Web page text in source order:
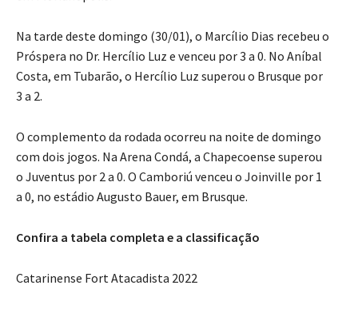
Na tarde deste domingo (30/01), o Marcílio Dias recebeu o
Próspera no Dr. Hercílio Luz e venceu por 3 a 0. No Aníbal
Costa, em Tubarão, o Hercílio Luz superou o Brusque por
3 a 2.
O complemento da rodada ocorreu na noite de domingo
com dois jogos. Na Arena Condá, a Chapecoense superou
o Juventus por 2 a 0. O Camboriú venceu o Joinville por 1
a 0, no estádio Augusto Bauer, em Brusque.
Confira a tabela completa e a classificação
Catarinense Fort Atacadista 2022